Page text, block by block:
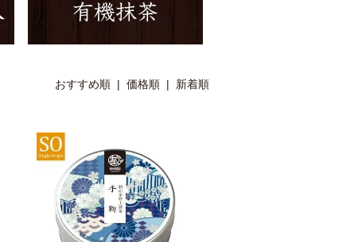
おすすめ順 | 価格順 | 新着順